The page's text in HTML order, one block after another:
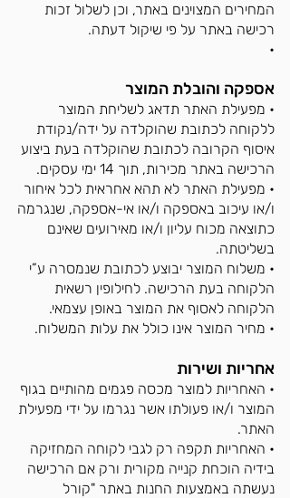
המחירים המצוינים באתר, וכן לשלול זכות
רכישה באתר על פי שיקול דעתה.
•
אספקה והובלת המוצר
• מפעילת האתר תדאג לשליחת המוצר
ללקוחה לכתובת שהוקלדה על ידה/נקודת
איסוף הקרובה לכתובת שהוקלדה בעת ביצוע
הרכישה באתר מכירות, תוך 14 ימי עסקים.
• מפעילת האתר לא תהא אחראית לכל איחור
ו/או עיכוב באספקה ו/או אי-אספקה, שנגרמה
כתוצאה מכוח עליון ו/או מאירועים שאינם
בשליטתה.
• משלוח המוצר יבוצע לכתובת שנמסרה ע”י
הלקוחה בעת הרכישה. לחילופין רשאית
הלקוחה לאסוף את המוצר באופן עצמאי.
• מחיר המוצר אינו כולל את עלות המשלוח.
אחריות ושירות
• האחריות למוצר מכסה פגמים מהותיים בגוף
המוצר ו/או פעולתו אשר נגרמו על ידי מפעילת
האתר.
• האחריות תקפה רק לגבי לקוחה המחזיקה
בידיה הוכחת קנייה מקורית ורק אם הרכישה
נעשתה באמצעות החנות באתר "קורל